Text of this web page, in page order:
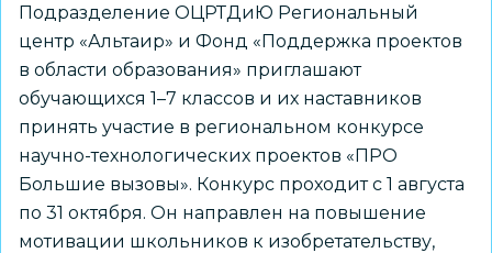
Подразделение ОЦРТДиЮ Региональный
центр «Альтаир» и Фонд «Поддержка проектов
в области образования» приглашают
обучающихся 1–7 классов и их наставников
принять участие в региональном конкурсе
научно-технологических проектов «ПРО
Большие вызовы». Конкурс проходит с 1 августа
по 31 октября. Он направлен на повышение
мотивации школьников к изобретательству,